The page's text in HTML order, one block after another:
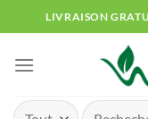
au
contenu
LIVRAISON
Recherche